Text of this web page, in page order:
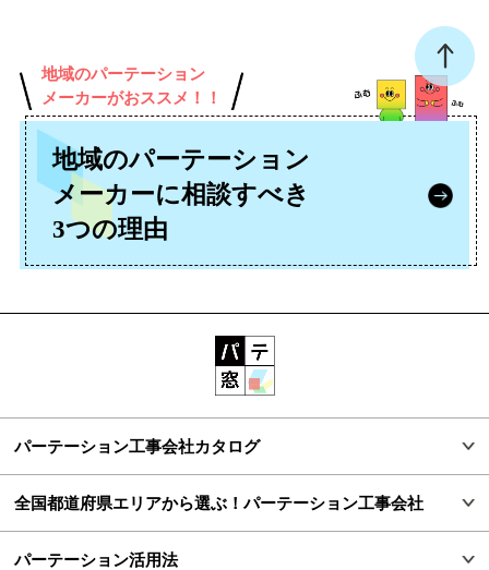
地域のパーテーション
メーカーがおススメ！！
地域のパーテーション
メーカーに相談すべき
3つの理由
パーテーション工事会社カタログ
全国都道府県エリアから選ぶ！パーテーション工事会社
パーテーション活用法